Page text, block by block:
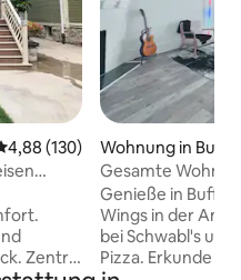
Bewertung:
4,88 (130)
Zentral
Wohnung in
Gesamte
von Olmsted
Genieße in
Wings in der
bei Schwabl's und
Pizza. Erkunde Frank Lloyd Wrights